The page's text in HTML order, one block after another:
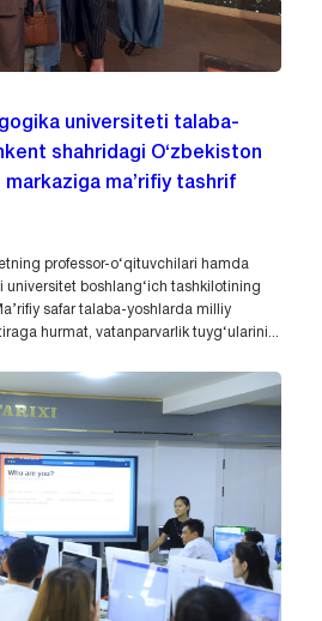
universiteti talaba-
shahridagi O‘zbekiston
markaziga ma’rifiy tashrif
professor-o‘qituvchilari hamda
universitet boshlang‘ich tashkilotining
safar talaba-yoshlarda milliy
hurmat, vatanparvarlik tuyg‘ularini...